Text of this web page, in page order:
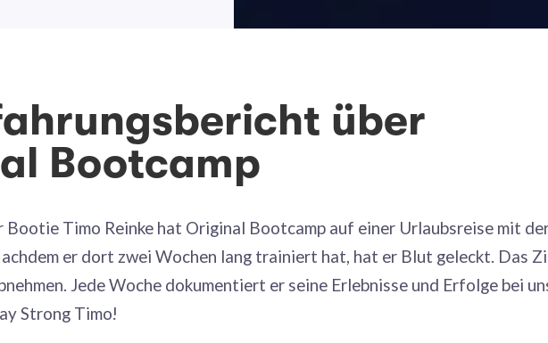
über
Bootcamp
Bootie Timo Reinke hat Original Bootcamp auf einer Urlaubsreise mit
er dort zwei Wochen lang trainiert hat, hat er Blut geleckt. Das
Jede Woche dokumentiert er seine Erlebnisse und Erfolge bei
Strong Timo!